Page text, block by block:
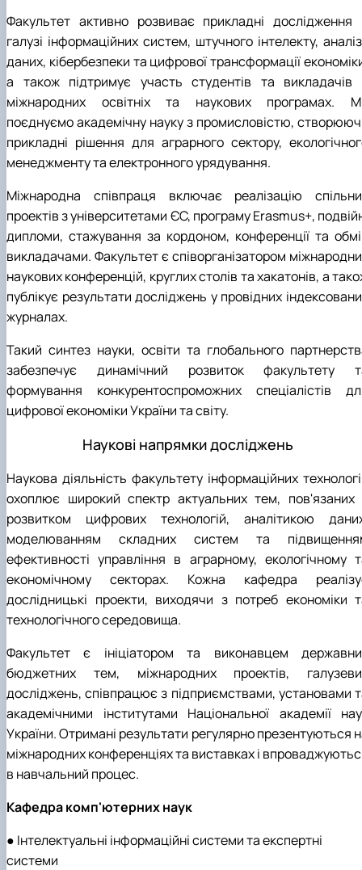
Факультет активно розвиває прикладні дослідження
галузі інформаційних систем, штучного інтелекту,
даних, кібербезпеки та цифрової трансформації
а також підтримує участь студентів та викладачів
міжнародних освітніх та наукових програмах.
поєднуємо академічну науку з промисловістю,
прикладні рішення для аграрного сектору,
менеджменту та електронного урядування.
Міжнародна співпраця включає реалізацію
проектів з університетами ЄС, програму Erasmus+,
дипломи, стажування за кордоном, конференції та
викладачами. Факультет є співорганізатором
наукових конференцій, круглих столів та хакатонів, а
публікує результати досліджень у провідних
журналах.
Такий синтез науки, освіти та глобального
забезпечує динамічний розвиток факультету
формування конкурентоспроможних спеціалістів
цифрової економіки України та світу.
Наукові напрямки досліджень
Наукова діяльність факультету інформаційних
охоплює широкий спектр актуальних тем, пов'язаних
розвитком цифрових технологій, аналітикою
моделюванням складних систем та
ефективності управління в аграрному, екологічному
економічному секторах. Кожна кафедра
дослідницькі проекти, виходячи з потреб економіки
технологічного середовища.
Факультет є ініціатором та виконавцем
бюджетних тем, міжнародних проектів,
досліджень, співпрацює з підприємствами, установами
академічними інститутами Національної академії
України. Отримані результати регулярно презентуються
міжнародних конференціях та виставках і
в навчальний процес.
Кафедра комп'ютерних наук
● Інтелектуальні інформаційні системи та експертні
системи